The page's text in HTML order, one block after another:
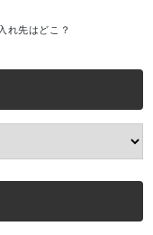
れ先はどこ？